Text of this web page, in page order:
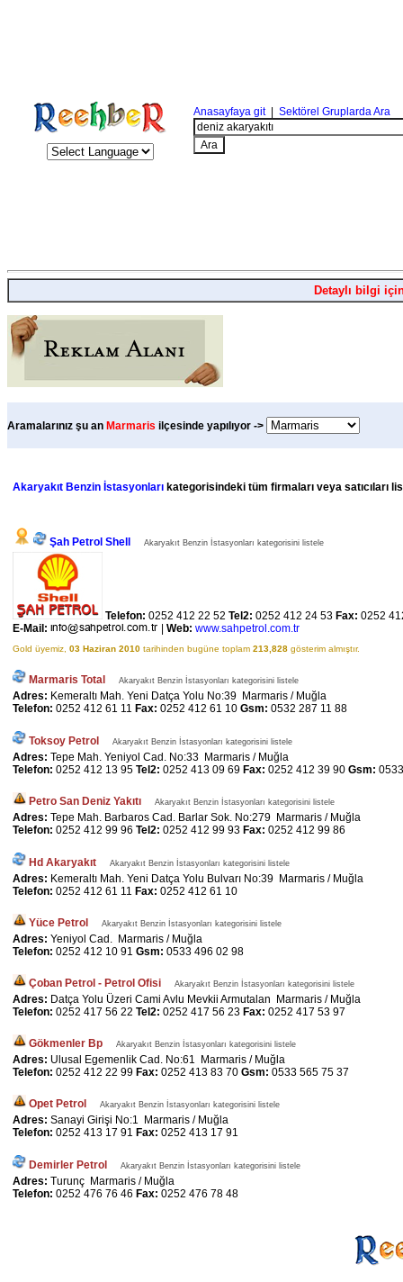
Anasayfaya git| Sektörel Gruplarda Ara
Detaylı bilgi
Aramalarınız şu an Marmaris ilçesinde yapılıyor ->
Akaryakıt Benzin İstasyonları kategorisindeki tüm firmaları veya satıcıları
Şah Petrol Shell Akaryakıt Benzin İstasyonları kategorisini listele
Telefon: 0252 412 22 52 Tel2: 0252 412 24 53 Fax: 0252
E-Mail:
Web: www.sahpetrol.com.tr
Gold üyemiz, 03 Haziran 2010 tarihinden bugüne toplam 213,828 gösterim almıştır.
Marmaris Total Akaryakıt Benzin İstasyonları kategorisini listele
Adres: Kemeraltı Mah. Yeni Datça Yolu No:39 Marmaris / Muğla
Telefon: 0252 412 61 11 Fax: 0252 412 61 10 Gsm: 0532 287 11 88
Toksoy Petrol Akaryakıt Benzin İstasyonları kategorisini listele
Adres: Tepe Mah. Yeniyol Cad. No:33 Marmaris / Muğla
Telefon: 0252 412 13 95 Tel2: 0252 413 09 69 Fax: 0252 412 39 90 Gsm:
Petro San Deniz Yakıtı Akaryakıt Benzin İstasyonları kategorisini listele
Adres: Tepe Mah. Barbaros Cad. Barlar Sok. No:279 Marmaris / Muğla
Telefon: 0252 412 99 96 Tel2: 0252 412 99 93 Fax: 0252 412 99 86
Hd Akaryakıt Akaryakıt Benzin İstasyonları kategorisini listele
Adres: Kemeraltı Mah. Yeni Datça Yolu Bulvarı No:39 Marmaris / Muğla
Telefon: 0252 412 61 11 Fax: 0252 412 61 10
Yüce Petrol Akaryakıt Benzin İstasyonları kategorisini listele
Adres: Yeniyol Cad. Marmaris / Muğla
Telefon: 0252 412 10 91 Gsm: 0533 496 02 98
Çoban Petrol - Petrol Ofisi Akaryakıt Benzin İstasyonları kategorisini listele
Adres: Datça Yolu Üzeri Cami Avlu Mevkii Armutalan Marmaris / Muğla
Telefon: 0252 417 56 22 Tel2: 0252 417 56 23 Fax: 0252 417 53 97
Gökmenler Bp Akaryakıt Benzin İstasyonları kategorisini listele
Adres: Ulusal Egemenlik Cad. No:61 Marmaris / Muğla
Telefon: 0252 412 22 99 Fax: 0252 413 83 70 Gsm: 0533 565 75 37
Opet Petrol Akaryakıt Benzin İstasyonları kategorisini listele
Adres: Sanayi Girişi No:1 Marmaris / Muğla
Telefon: 0252 413 17 91 Fax: 0252 413 17 91
Demirler Petrol Akaryakıt Benzin İstasyonları kategorisini listele
Adres: Turunç Marmaris / Muğla
Telefon: 0252 476 76 46 Fax: 0252 476 78 48